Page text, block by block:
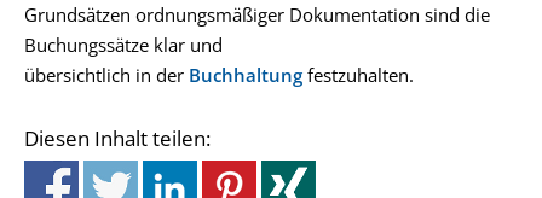
Grundsätzen ordnungsmäßiger Dokumentation sind die
Buchungssätze klar und
übersichtlich in der Buchhaltung festzuhalten.
Diesen Inhalt teilen: